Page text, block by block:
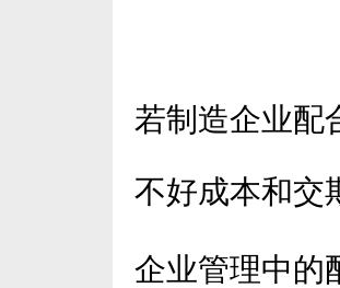
若制造企业配
不好成本和交
企业管理中的